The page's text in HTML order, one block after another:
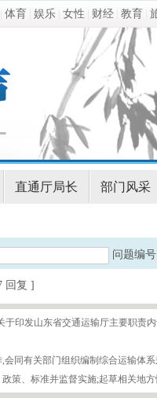
体育 娱乐 女性 财经 教育
直通厅局长 部门风采
问题编号
回复 ]
于印发山东省交通运输厅主要职责
同有关部门组织编制综合运输体
策、标准并监督实施;起草相关地